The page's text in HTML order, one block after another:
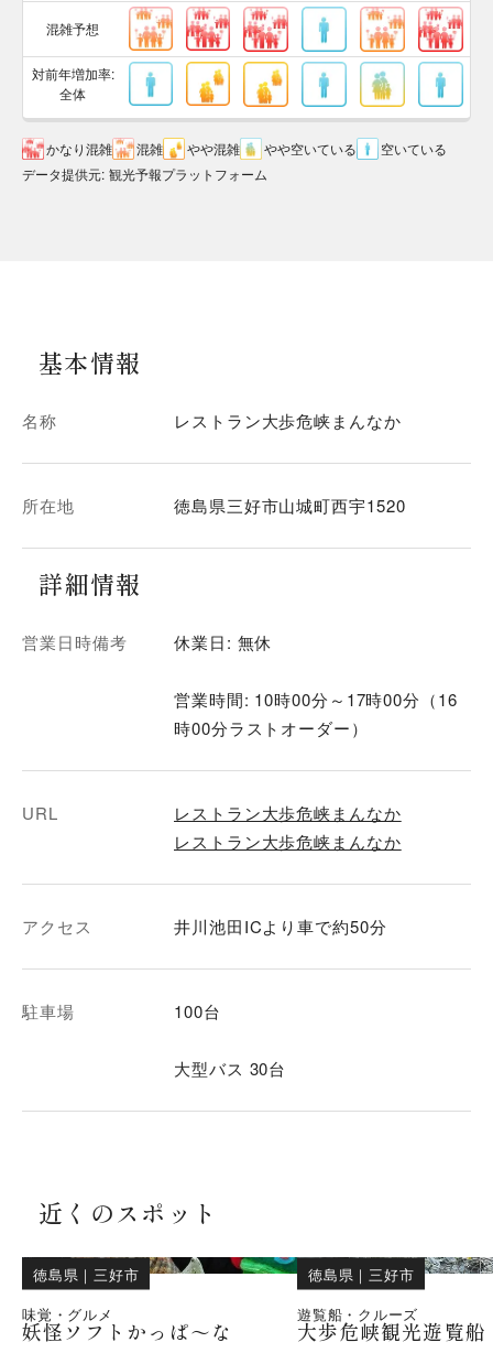
混雑予想
対前年増加率:
全体
かなり混雑 混雑 やや混雑 やや空いている
空いている
データ提供元: 観光予報プラットフォーム
基本情報
名称 レストラン大歩危峡まんなか
所在地 徳島県三好市山城町西宇1520
詳細情報
営業日時備考 休業日: 無休
営業時間: 10時00分～17時00分（16
時00分ラストオーダー）
URL
レストラン大歩危峡まんなか
レストラン大歩危峡まんなか
アクセス 井川池田ICより車で約50分
駐車場 100台
大型バス 30台
近くのスポット
徳島県 ｜ 三好市
味覚・グルメ
妖怪ソフトかっぱ～な
徳島県 ｜ 三好市
遊覧船・クルーズ
大歩危峡観光遊覧船